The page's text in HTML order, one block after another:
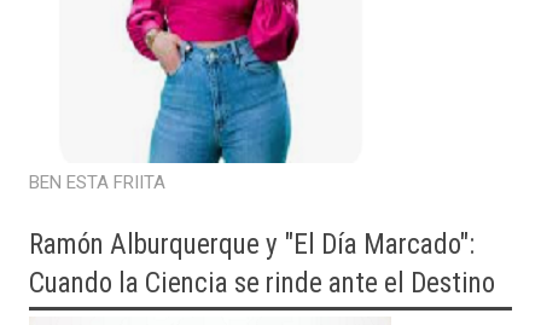
BEN ESTA FRIITA
Ramón Alburquerque y "El Día Marcado":
Cuando la Ciencia se rinde ante el Destino